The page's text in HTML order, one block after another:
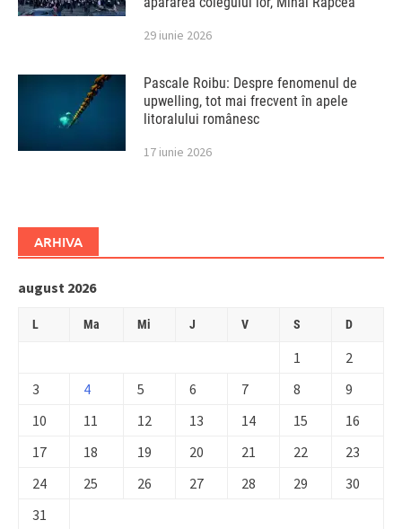
29 iunie 2026
Pascale Roibu: Despre fenomenul de
upwelling, tot mai frecvent în apele
litoralului românesc
17 iunie 2026
ARHIVA
august 2026
L Ma Mi J V S D
1
2
3
4 5 6 7 8
9
10
11 12 13 14 15
16
17
18 19 20 21 22
23
24
25 26 27 28 29
30
31